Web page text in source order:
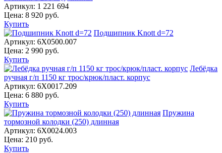
Артикул: 1 221 694
Цена: 8 920 руб.
Купить
Подшипник Knott d=72
Артикул: 6X0500.007
Цена: 2 990 руб.
Купить
Лебёдка
ручная г/п 1150 кг трос/крюк/пласт. корпус
Артикул: 6X0017.209
Цена: 6 880 руб.
Купить
Пружина
тормозной колодки (250) длинная
Артикул: 6X0024.003
Цена: 210 руб.
Купить